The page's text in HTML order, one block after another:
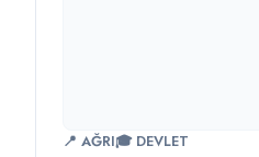
📍 AĞRI🎓 DEVLET